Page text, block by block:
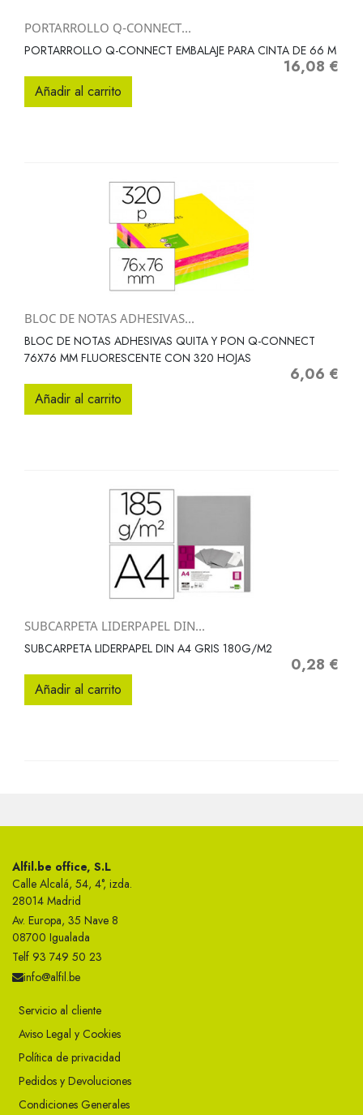
PORTARROLLO Q-CONNECT...
PORTARROLLO Q-CONNECT EMBALAJE PARA CINTA DE 66 M
Precio
16,08 €
Añadir al carrito
BLOC DE NOTAS ADHESIVAS...
BLOC DE NOTAS ADHESIVAS QUITA Y PON Q-CONNECT
76X76 MM FLUORESCENTE CON 320 HOJAS
Precio
6,06 €
Añadir al carrito
SUBCARPETA LIDERPAPEL DIN...
SUBCARPETA LIDERPAPEL DIN A4 GRIS 180G/M2
Precio
0,28 €
Añadir al carrito
Alfil.be office, S.L
Calle Alcalá, 54, 4°, izda.
28014 Madrid
Av. Europa, 35 Nave 8
08700 Igualada
Telf 93 749 50 23
info@alfil.be
Servicio al cliente
Aviso Legal y Cookies
Política de privacidad
Pedidos y Devoluciones
Condiciones Generales